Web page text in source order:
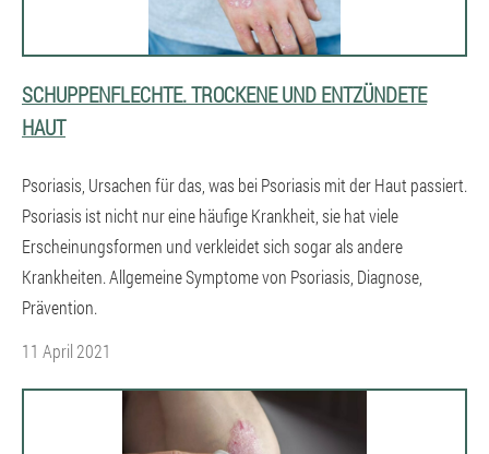
SCHUPPENFLECHTE. TROCKENE UND ENTZÜNDETE
HAUT
Psoriasis, Ursachen für das, was bei Psoriasis mit der Haut passiert.
Psoriasis ist nicht nur eine häufige Krankheit, sie hat viele
Erscheinungsformen und verkleidet sich sogar als andere
Krankheiten. Allgemeine Symptome von Psoriasis, Diagnose,
Prävention.
11 April 2021